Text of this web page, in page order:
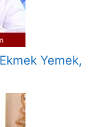
Yemek,